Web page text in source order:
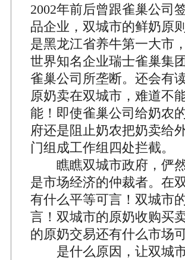
2002年前后曾跟雀巢公司
品企业，双城市的鲜奶原
是黑龙江省养牛第一大市
世界知名企业瑞士雀巢
雀巢公司所垄断。还会有
原奶卖在双城市，难道不
能！即使雀巢公司给奶农
府还是阻止奶农把奶卖给
门组成工作组四处拦截。
瞧瞧双城市政府，俨然
是市场经济的仲裁者。在
有什么平等可言！双城市
言！双城市的原奶收购买
的原奶交易还有什么市场
是什么原因，让双城市